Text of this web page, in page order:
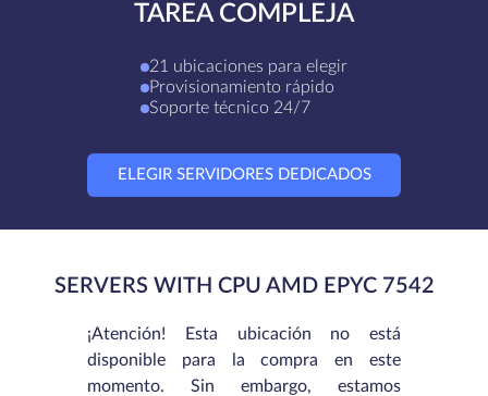
TAREA COMPLEJA
21 ubicaciones para elegir
Provisionamiento rápido
Soporte técnico 24/7
ELEGIR SERVIDORES DEDICADOS
SERVERS WITH CPU AMD EPYC 7542
¡Atención! Esta ubicación no está
disponible para la compra en este
momento. Sin embargo, estamos